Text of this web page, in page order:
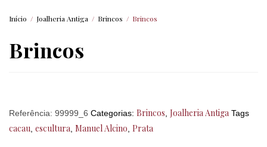
Início / Joalheria Antiga / Brincos / Brincos
Brincos
Referência: 99999_6 Categorias: Brincos Joalheria Antiga Tags
cacau escultura Manuel Alcino Prata